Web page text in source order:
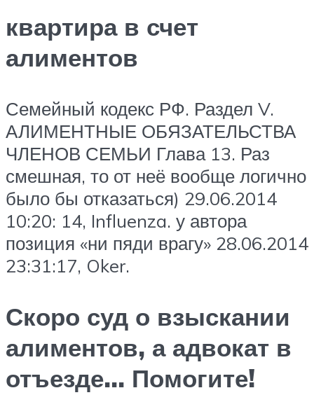
квартира в счет
алиментов
Семейный кодекс РФ. Раздел V.
АЛИМЕНТНЫЕ ОБЯЗАТЕЛЬСТВА
ЧЛЕНОВ СЕМЬИ Глава 13. Раз
смешная, то от неё вообще логично
было бы отказаться) 29.06.2014
10:20: 14, Influenza. у автора
позиция «ни пяди врагу» 28.06.2014
23:31:17, Oker.
Скоро суд о взыскании
алиментов, а адвокат в
отъезде… Помогите!